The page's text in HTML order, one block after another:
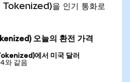
을 인기 통화로
오늘의 환전 가격
에서 미국 달러
와 같음